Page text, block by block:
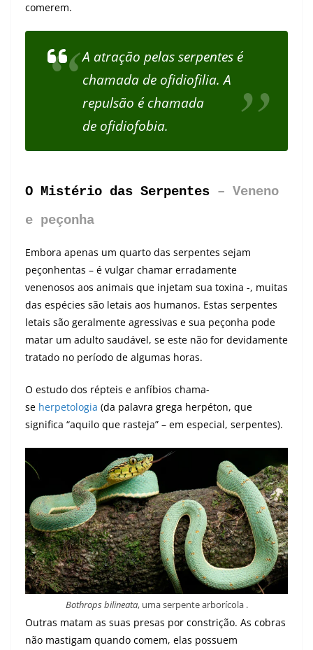
comerem.
A atração pelas serpentes é
chamada de ofidiofilia. A
repulsão é chamada
de ofidiofobia.
O Mistério das Serpentes – Veneno
e peçonha
Embora apenas um quarto das serpentes sejam
peçonhentas – é vulgar chamar erradamente
venenosos aos animais que injetam sua toxina -, muitas
das espécies são letais aos humanos. Estas serpentes
letais são geralmente agressivas e sua peçonha pode
matar um adulto saudável, se este não for devidamente
tratado no período de algumas horas.
O estudo dos répteis e anfíbios chama-
se herpetologia (da palavra grega herpéton, que
significa “aquilo que rasteja” – em especial, serpentes).
Bothrops bilineata, uma serpente arborícola .
Outras matam as suas presas por constrição. As cobras
não mastigam quando comem, elas possuem